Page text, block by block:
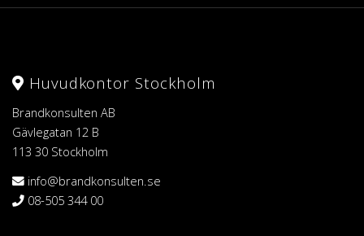
Huvudkontor Stockholm
Brandkonsulten AB
Gävlegatan 12 B
113 30 Stockholm
info@brandkonsulten.se
08-505 344 00